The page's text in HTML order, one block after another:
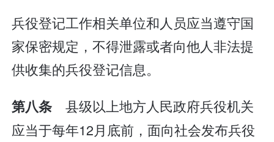
兵役登记工作相关单位和人员应当遵守国
家保密规定，不得泄露或者向他人非法提
供收集的兵役登记信息。
第八条县级以上地方人民政府兵役机关
应当于每年12月底前，面向社会发布兵役